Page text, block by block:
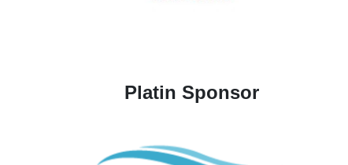
Platin Sponsor